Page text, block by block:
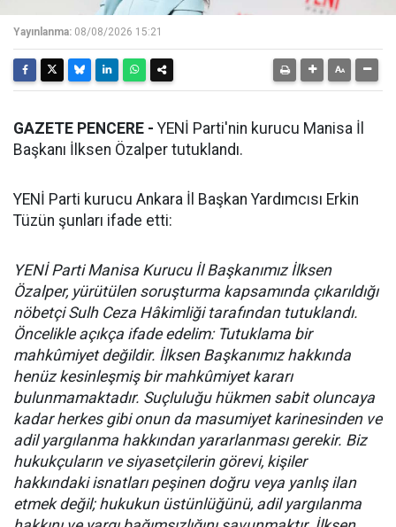
Yayınlanma: 08/08/2026 15:21
GAZETE PENCERE - YENİ Parti'nin kurucu Manisa İl
Başkanı İlksen Özalper tutuklandı.
YENİ Parti kurucu Ankara İl Başkan Yardımcısı Erkin
Tüzün şunları ifade etti:
YENİ Parti Manisa Kurucu İl Başkanımız İlksen
Özalper, yürütülen soruşturma kapsamında çıkarıldığı
nöbetçi Sulh Ceza Hâkimliği tarafından tutuklandı.
Öncelikle açıkça ifade edelim: Tutuklama bir
mahkûmiyet değildir. İlksen Başkanımız hakkında
henüz kesinleşmiş bir mahkûmiyet kararı
bulunmamaktadır. Suçluluğu hükmen sabit oluncaya
kadar herkes gibi onun da masumiyet karinesinden ve
adil yargılanma hakkından yararlanması gerekir. Biz
hukukçuların ve siyasetçilerin görevi, kişiler
hakkındaki isnatları peşinen doğru veya yanlış ilan
etmek değil; hukukun üstünlüğünü, adil yargılanma